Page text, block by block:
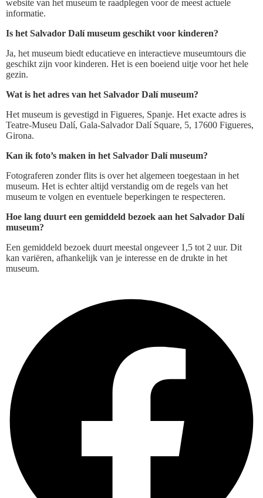
website van het museum te raadplegen voor de meest actuele
informatie.
Is het Salvador Dalí museum geschikt voor kinderen?
Ja, het museum biedt educatieve en interactieve museumtours die
geschikt zijn voor kinderen. Het is een boeiend uitje voor het hele
gezin.
Wat is het adres van het Salvador Dalí museum?
Het museum is gevestigd in Figueres, Spanje. Het exacte adres is
Teatre-Museu Dalí, Gala-Salvador Dalí Square, 5, 17600 Figueres,
Girona.
Kan ik foto’s maken in het Salvador Dalí museum?
Fotograferen zonder flits is over het algemeen toegestaan in het
museum. Het is echter altijd verstandig om de regels van het
museum te volgen en eventuele beperkingen te respecteren.
Hoe lang duurt een gemiddeld bezoek aan het Salvador Dalí
museum?
Een gemiddeld bezoek duurt meestal ongeveer 1,5 tot 2 uur. Dit
kan variëren, afhankelijk van je interesse en de drukte in het
museum.